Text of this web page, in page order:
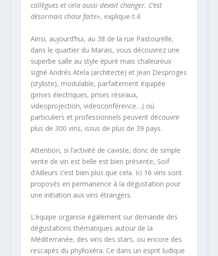
collègues et cela aussi devait changer. C’est
désormais chose faite», explique-t-il.
Ainsi, aujourd’hui, au 38 de la rue Pastourelle,
dans le quartier du Marais, vous découvrez une
superbe salle au style épuré mais chaleureux
signé Andrés Atela (architecte) et Jean Desproges
(styliste), modulable, parfaitement équipée
(prises électriques, prises réseaux,
videoprojection, videoconférence…) où
particuliers et professionnels peuvent découvrir
plus de 300 vins, issus de plus de 39 pays.
Attention, si l’activité de caviste, donc de simple
vente de vin est belle est bien présente, Soif
d’Ailleurs c’est bien plus que cela. Ici 16 vins sont
proposés en permanence à la dégustation pour
une initiation aux vins étrangers.
L’équipe organise également sur demande des
dégustations thématiques autour de la
Méditerranée, des vins des stars, ou encore des
rescapés du phylloxéra. Ce dans un esprit ludique